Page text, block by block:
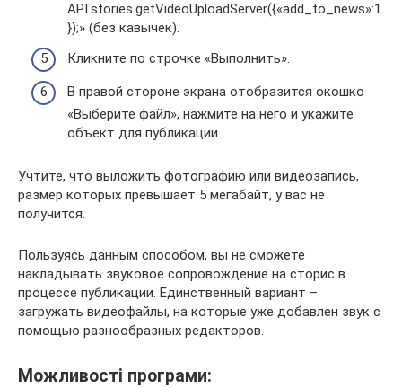
API.stories.getVideoUploadServer({«add_to_news»:1
});» (без кавычек).
Кликните по строчке «Выполнить».
В правой стороне экрана отобразится окошко
«Выберите файл», нажмите на него и укажите
объект для публикации.
Учтите, что выложить фотографию или видеозапись,
размер которых превышает 5 мегабайт, у вас не
получится.
Пользуясь данным способом, вы не сможете
накладывать звуковое сопровождение на сторис в
процессе публикации. Единственный вариант –
загружать видеофайлы, на которые уже добавлен звук с
помощью разнообразных редакторов.
Можливості програми: